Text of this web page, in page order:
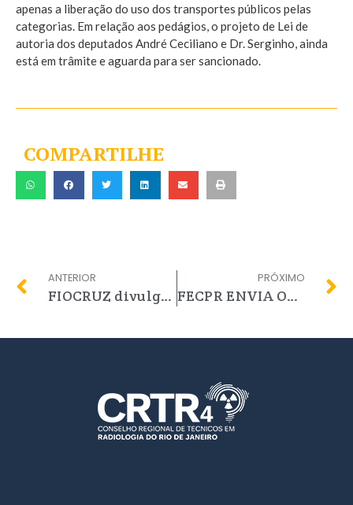
apenas a liberação do uso dos transportes públicos pelas
categorias. Em relação aos pedágios, o projeto de Lei de
autoria dos deputados André Ceciliano e Dr. Serginho, ainda
está em trâmite e aguarda para ser sancionado.
COMPARTILHE
ANTERIOR
FIOCRUZ divulga processo seletivo para contratação em caráter emergencial de 28 profissionais da radiologia.
PRÓXIMO
FECPR ENVIA OFÍCIO À PREFEITURA DA CIDADE DE IGUABA GRANDE INFORMANDO A NECESSIDADE DE SOLICITAREM INFORMAÇÕES DAS PROFISSÕES REGULAMENTADAS PARA TODAS AS FASES DE PLEITO DE CONCURSO PÚBLICO.